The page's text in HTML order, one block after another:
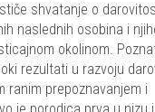
shvatanje o
naslednih osobina i
okolinom.
rezultati u razvoju
ranim prepoznavanjem i